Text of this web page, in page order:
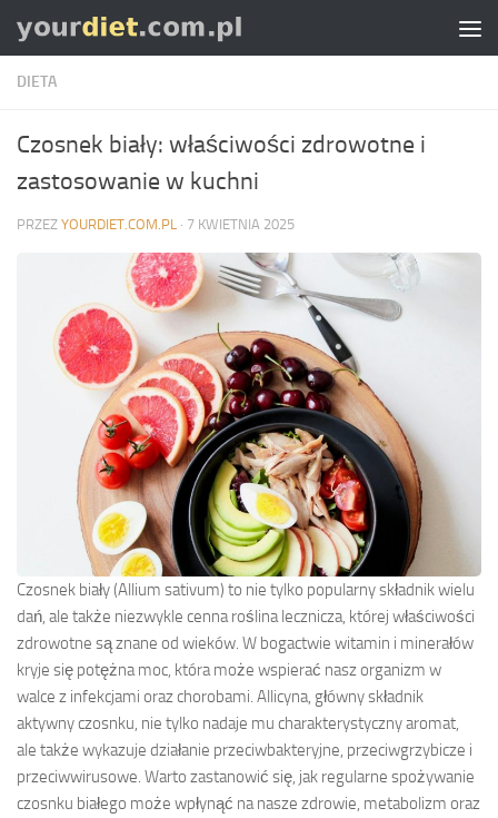
Skip to content
DIETA
Czosnek biały: właściwości zdrowotne i
zastosowanie w kuchni
PRZEZ YOURDIET.COM.PL · 7 KWIETNIA 2025
Czosnek biały (Allium sativum) to nie tylko popularny składnik wielu
dań, ale także niezwykle cenna roślina lecznicza, której właściwości
zdrowotne są znane od wieków. W bogactwie witamin i minerałów
kryje się potężna moc, która może wspierać nasz organizm w
walce z infekcjami oraz chorobami. Allicyna, główny składnik
aktywny czosnku, nie tylko nadaje mu charakterystyczny aromat,
ale także wykazuje działanie przeciwbakteryjne, przeciwgrzybicze i
przeciwwirusowe. Warto zastanowić się, jak regularne spożywanie
czosnku białego może wpłynąć na nasze zdrowie, metabolizm oraz